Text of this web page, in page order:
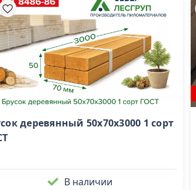
деревянный 50х70х3000 1 сорт
В наличии